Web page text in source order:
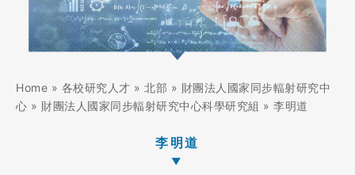
Home » 各校研究人才 » 北部 » 財團法人國家同步輻射研究中
心 » 財團法人國家同步輻射研究中心科學研究組 » 李明道
李明道